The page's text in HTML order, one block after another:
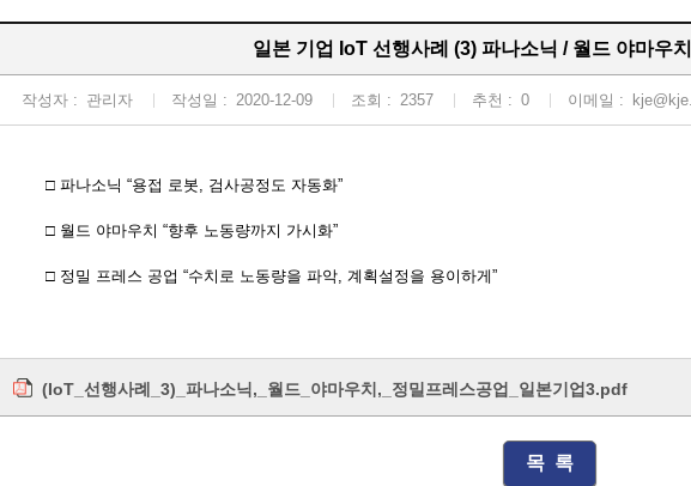
일본 기업 IoT 선행사례 (3) 파나소닉 / 월드 야마우
작성자 : 관리자 작성일 : 2020-12-09 조회 : 2357 추천 : 0 이메일 :
□ 파나소닉 “용접 로봇, 검사공정도 자동화”
□ 월드 야마우치 “향후 노동량까지 가시화”
□ 정밀 프레스 공업 “수치로 노동량을 파악, 계획설정을 용이하게”
(IoT_선행사례_3)_파나소닉,_월드_야마우치,_정밀프레스공업_일본기업3.pdf
목 록